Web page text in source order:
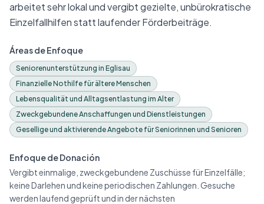
arbeitet sehr lokal und vergibt gezielte, unbürokratische
Einzelfallhilfen statt laufender Förderbeiträge.
Áreas de Enfoque
Seniorenunterstützung in Eglisau
Finanzielle Nothilfe für ältere Menschen
Lebensqualität und Alltagsentlastung im Alter
Zweckgebundene Anschaffungen und Dienstleistungen
Gesellige und aktivierende Angebote für Seniorinnen und Senioren
Enfoque de Donación
Vergibt einmalige, zweckgebundene Zuschüsse für Einzelfälle;
keine Darlehen und keine periodischen Zahlungen. Gesuche
werden laufend geprüft und in der nächsten